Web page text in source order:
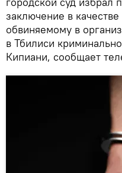
заключение в
обвиняемому в
в Тбилиси
Кипиани, сообщает